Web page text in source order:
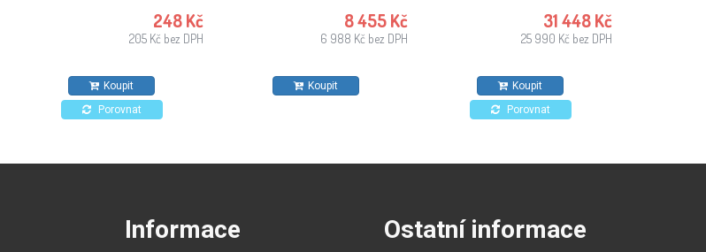
potravinářském průmyslu,
povrchů odolných proti
působení alkoholů.
248 Kč
205 Kč bez DPH
Koupit
Porovnat
skleněných ploch budov a
ostatních hladkých ploch ve
mycím kartáčem. Sada pro
8 455 Kč
6 988 Kč bez DPH
Koupit
možností pro malé obchody,
školy, restaurace, kavárny či
31 448 Kč
25 990 Kč bez DPH
Koupit
Porovnat
Informace Ostatní informace